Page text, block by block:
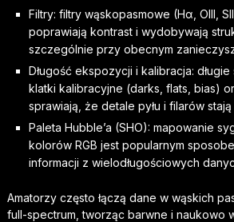
Filtry: filtry wąskopasmowe (Hα, OIII,
poprawiają kontrast i wydobywają
szczególnie przy obecnym
Długość ekspozycji i kalibracja:
klatki kalibracyjne (darks, flats, bias)
sprawiają, że detale pyłu i filarów
Paleta Hubble’a (SHO): mapowanie
kolorów RGB jest popularnym
informacji z wielodługościowych
Amatorzy często łączą dane w wąskich
full-spectrum, tworząc barwne i naukowo